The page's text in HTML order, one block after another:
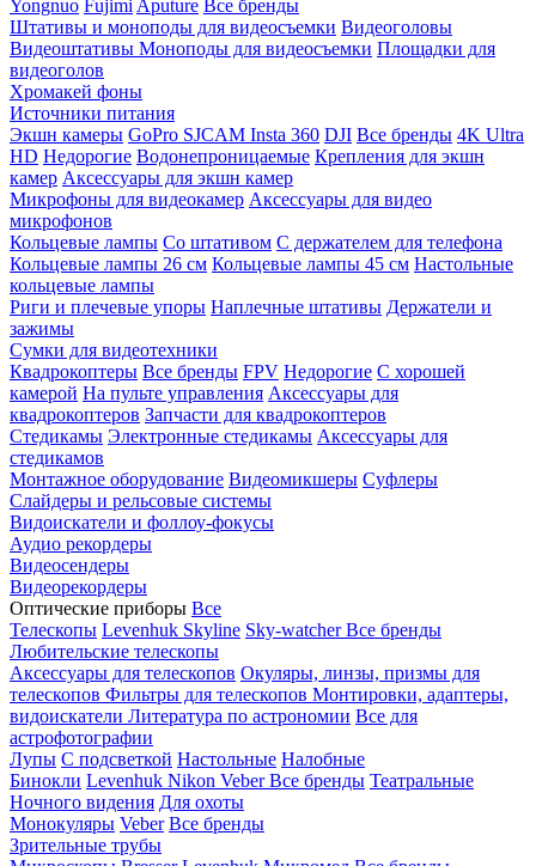
Yongnuo Fujimi Aputure Все бренды
Штативы и моноподы для видеосъемки Видеоголовы
Видеоштативы Моноподы для видеосъемки Площадки для
видеоголов
Хромакей фоны
Источники питания
Экшн камеры GoPro SJCAM Insta 360 DJI Все бренды 4K Ultra
HD Недорогие Водонепроницаемые Крепления для экшн
камер Аксессуары для экшн камер
Микрофоны для видеокамер Аксессуары для видео
микрофонов
Кольцевые лампы Со штативом C держателем для телефона
Кольцевые лампы 26 см Кольцевые лампы 45 см Настольные
кольцевые лампы
Риги и плечевые упоры Наплечные штативы Держатели и
зажимы
Сумки для видеотехники
Квадрокоптеры Все бренды FPV Недорогие С хорошей
камерой На пульте управления Аксессуары для
квадрокоптеров Запчасти для квадрокоптеров
Стедикамы Электронные стедикамы Аксессуары для
стедикамов
Монтажное оборудование Видеомикшеры Суфлеры
Слайдеры и рельсовые системы
Видоискатели и фоллоу-фокусы
Аудио рекордеры
Видеосендеры
Видеорекордеры
Оптические приборы Все
Телескопы Levenhuk Skyline Sky-watcherВсе бренды
Любительские телескопы
Аксессуары для телескопов Окуляры, линзы, призмы для
телескопов Фильтры для телескопов Монтировки, адаптеры,
видоискатели Литература по астрономии Все для
астрофотографии
Лупы С подсветкой Настольные Налобные
Бинокли Levenhuk Nikon VeberВсе бренды Театральные
Ночного видения Для охоты
Монокуляры Veber Все бренды
Зрительные трубы